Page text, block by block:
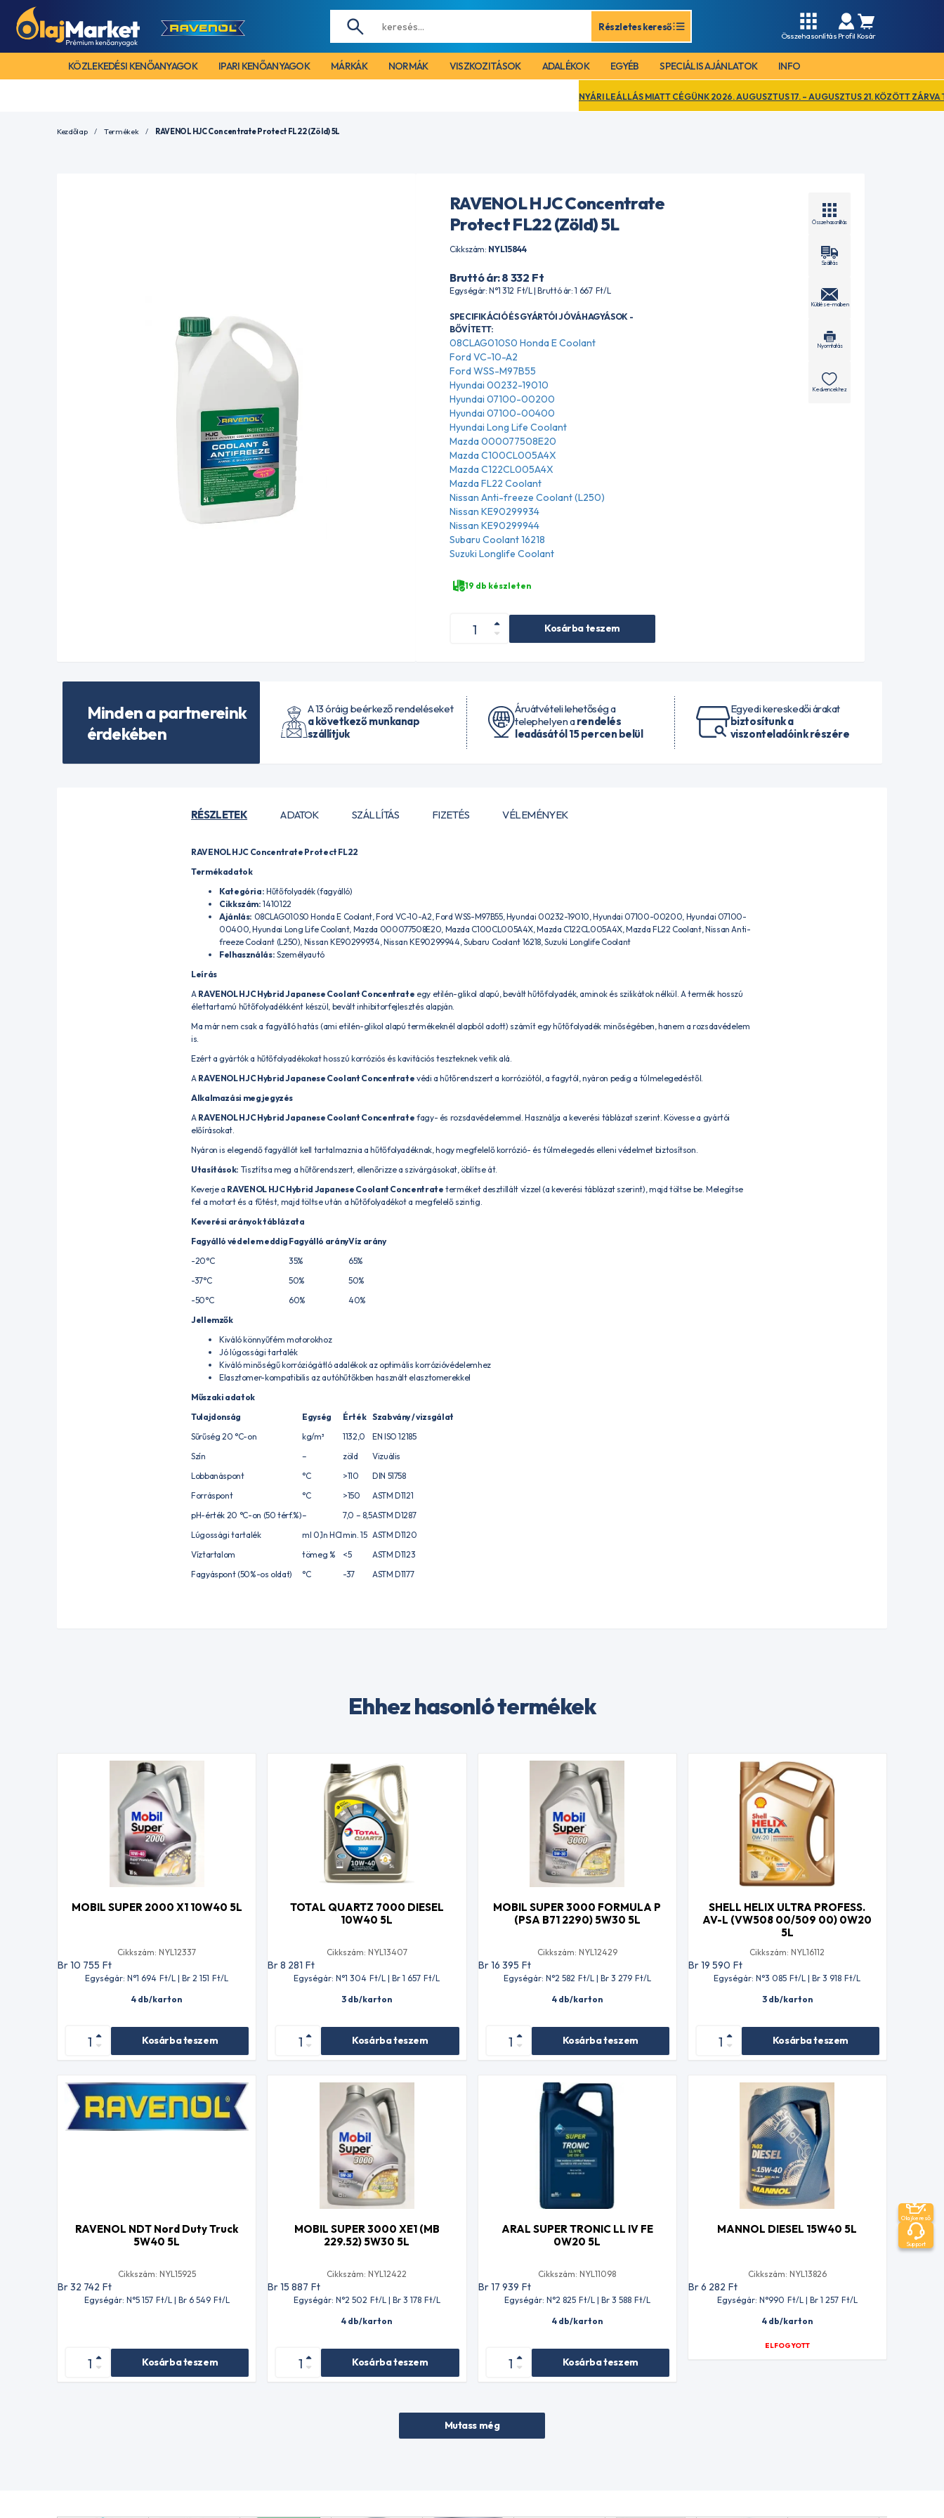
Részletes kereső
Összehasonlítás Profil Kosár
KÖZLEKEDÉSI KENŐANYAGOK IPARI KENŐANYAGOK MÁRKÁK NORMÁK VISZKOZITÁSOK ADALÉKOK EGYÉB SPECIÁLIS AJÁNLATOK INFO
NYÁRI LEÁLLÁS MIATT CÉGÜNK 2026. AUGUSZTUS 17. – AUGUSZTUS 21. KÖZÖTT ZÁRVA TART. EZ IDŐ
Kezdőlap Termékek RAVENOL HJC Concentrate Protect FL22 (Zöld) 5L
RAVENOL HJC Concentrate
Protect FL22 (Zöld) 5L
Cikkszám: NYL15844
Bruttó ár: 8 332 Ft
Egységár: N°1 312 Ft/L | Bruttó ár: 1 667 Ft/L
SPECIFIKÁCIÓ ÉS GYÁRTÓI JÓVÁHAGYÁSOK -
BŐVÍTETT:
08CLAG010S0 Honda E Coolant
Ford VC-10-A2
Ford WSS-M97B55
Hyundai 00232-19010
Hyundai 07100-00200
Hyundai 07100-00400
Hyundai Long Life Coolant
Mazda 000077508E20
Mazda C100CL005A4X
Mazda C122CL005A4X
Mazda FL22 Coolant
Nissan Anti-freeze Coolant (L250)
Nissan KE90299934
Nissan KE90299944
Subaru Coolant 16218
Suzuki Longlife Coolant
19 db készleten
Kosárba teszem
Összehasonlítás
Szállítás
Küldés e-mailben
Nyomtatás
Kedvencekhez
Minden a partnereink
érdekében
A 13 óráig beérkező rendeléseket
a következő munkanap
szállítjuk
Áruátvételi lehetőség a
telephelyen arendelés
leadásától 15 percen belül
Egyedi kereskedői árakat
biztosítunk a
viszonteladóink részére
RÉSZLETEK ADATOK SZÁLLÍTÁS FIZETÉS VÉLEMÉNYEK
RAVENOL HJC Concentrate Protect FL22
Termékadatok
Kategória: Hűtőfolyadék (fagyálló)
Cikkszám: 1410122
Ajánlás: 08CLAG010S0 Honda E Coolant, Ford VC-10-A2, Ford WSS-M97B55, Hyundai 00232-19010, Hyundai 07100-00200, Hyundai 07100-
00400, Hyundai Long Life Coolant, Mazda 000077508E20, Mazda C100CL005A4X, Mazda C122CL005A4X, Mazda FL22 Coolant, Nissan Anti-
freeze Coolant (L250), Nissan KE90299934, Nissan KE90299944, Subaru Coolant 16218, Suzuki Longlife Coolant
Felhasználás: Személyautó
Leírás
A RAVENOL HJC Hybrid Japanese Coolant Concentrate egy etilén-glikol alapú, bevált hűtőfolyadék, aminok és szilikátok nélkül. A termék hosszú
élettartamú hűtőfolyadékként készül, bevált inhibitorfejlesztés alapján.
Ma már nem csak a fagyálló hatás (ami etilén-glikol alapú termékeknél alapból adott) számít egy hűtőfolyadék minőségében, hanem a rozsdavédelem
is.
Ezért a gyártók a hűtőfolyadékokat hosszú korróziós és kavitációs teszteknek vetik alá.
A RAVENOL HJC Hybrid Japanese Coolant Concentrate védi a hűtőrendszert a korróziótól, a fagytól, nyáron pedig a túlmelegedéstől.
Alkalmazási megjegyzés
A RAVENOL HJC Hybrid Japanese Coolant Concentrate fagy- és rozsdavédelemmel. Használja a keverési táblázat szerint. Kövesse a gyártói
előírásokat.
Nyáron is elegendő fagyállót kell tartalmaznia a hűtőfolyadéknak, hogy megfelelő korrózió- és túlmelegedés elleni védelmet biztosítson.
Utasítások: Tisztítsa meg a hűtőrendszert, ellenőrizze a szivárgásokat, öblítse át.
Keverje a RAVENOL HJC Hybrid Japanese Coolant Concentrate terméket desztillált vízzel (a keverési táblázat szerint), majd töltse be. Melegítse
fel a motort és a fűtést, majd töltse után a hűtőfolyadékot a megfelelő szintig.
Keverési arányok táblázata
Fagyálló védelem eddig Fagyálló arányVíz arány
-20°C
35%
65%
-37°C
50%
50%
-50°C
60%
40%
Jellemzők
Kiváló könnyűfém motorokhoz
Jó lúgossági tartalék
Kiváló minőségű korróziógátló adalékok az optimális korrózióvédelemhez
Elasztomer-kompatibilis az autóhűtőkben használt elasztomerekkel
Műszaki adatok
Tulajdonság
Egység Érték Szabvány / vizsgálat
Sűrűség 20 °C-on
kg/m³ 1132,0
EN ISO 12185
Szín
– zöld
Vizuális
Lobbanáspont
°C >110
DIN 51758
Forráspont
°C >150
ASTM D1121
pH-érték 20 °C-on (50 térf.%)– 7,0 – 8,5ASTM D1287
Lúgossági tartalék
ml 0,1n HClmin. 15 ASTM D1120
Víztartalom
tömeg % <5
ASTM D1123
Fagyáspont (50%-os oldat)
°C -37 ASTM D1177
Ehhez hasonló termékek
MOBIL SUPER 2000 X1 10W40 5L
Cikkszám: NYL12337
Br 10 755 Ft
Egységár: N°1 694 Ft/L | Br 2 151 Ft/L
4 db/karton
Kosárba teszem
TOTAL QUARTZ 7000 DIESEL
10W40 5L
Cikkszám: NYL13407
Br 8 281 Ft
Egységár: N°1 304 Ft/L | Br 1 657 Ft/L
3 db/karton
Kosárba teszem
MOBIL SUPER 3000 FORMULA P
(PSA B71 2290) 5W30 5L
Cikkszám: NYL12429
Br 16 395 Ft
Egységár: N°2 582 Ft/L | Br 3 279 Ft/L
4 db/karton
Kosárba teszem
SHELL HELIX ULTRA PROFESS.
AV-L (VW508 00/509 00) 0W20
5L
Cikkszám: NYL16112
Br 19 590 Ft
Egységár: N°3 085 Ft/L | Br 3 918 Ft/L
3 db/karton
Kosárba teszem
RAVENOL NDT Nord Duty Truck
5W40 5L
Cikkszám: NYL15925
Br 32 742 Ft
Egységár: N°5 157 Ft/L | Br 6 549 Ft/L
Kosárba teszem
MOBIL SUPER 3000 XE1 (MB
229.52) 5W30 5L
Cikkszám: NYL12422
Br 15 887 Ft
Egységár: N°2 502 Ft/L | Br 3 178 Ft/L
4 db/karton
Kosárba teszem
ARAL SUPER TRONIC LL IV FE
0W20 5L
Cikkszám: NYL11098
Br 17 939 Ft
Egységár: N°2 825 Ft/L | Br 3 588 Ft/L
4 db/karton
Kosárba teszem
MANNOL DIESEL 15W40 5L
Cikkszám: NYL13826
Br 6 282 Ft
Egységár: N°990 Ft/L | Br 1 257 Ft/L
4 db/karton
ELFOGYOTT
Mutass még
Olajkereső
Support